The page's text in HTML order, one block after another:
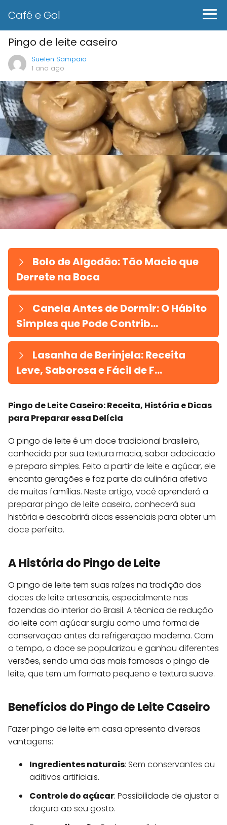
Café e Gol
Pingo de leite caseiro
Suelen Sampaio
1 ano ago
Bolo de Algodão: Tão Macio que
Derrete na Boca
Canela Antes de Dormir: O Hábito
Simples que Pode Contrib...
Lasanha de Berinjela: Receita
Leve, Saborosa e Fácil de F...
Pingo de Leite Caseiro: Receita, História e Dicas
para Preparar essa Delícia
O pingo de leite é um doce tradicional brasileiro,
conhecido por sua textura macia, sabor adocicado
e preparo simples. Feito a partir de leite e açúcar, ele
encanta gerações e faz parte da culinária afetiva
de muitas famílias. Neste artigo, você aprenderá a
preparar pingo de leite caseiro, conhecerá sua
história e descobrirá dicas essenciais para obter um
doce perfeito.
A História do Pingo de Leite
O pingo de leite tem suas raízes na tradição dos
doces de leite artesanais, especialmente nas
fazendas do interior do Brasil. A técnica de redução
do leite com açúcar surgiu como uma forma de
conservação antes da refrigeração moderna. Com
o tempo, o doce se popularizou e ganhou diferentes
versões, sendo uma das mais famosas o pingo de
leite, que tem um formato pequeno e textura suave.
Benefícios do Pingo de Leite Caseiro
Fazer pingo de leite em casa apresenta diversas
vantagens:
Ingredientes naturais: Sem conservantes ou
aditivos artificiais.
Controle do açúcar: Possibilidade de ajustar a
doçura ao seu gosto.